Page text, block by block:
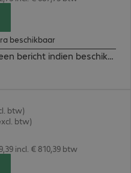
beschikbaar
bericht indien beschikbaar
btw)
btw)
incl. € 810,39 btw